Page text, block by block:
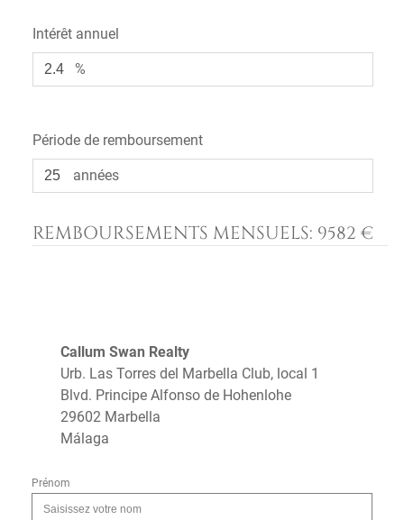
Intérêt annuel
%
Période de remboursement
années
REMBOURSEMENTS MENSUELS: 9582 €
Callum Swan Realty
Urb. Las Torres del Marbella Club, local 1
Blvd. Principe Alfonso de Hohenlohe
29602 Marbella
Málaga
Prénom